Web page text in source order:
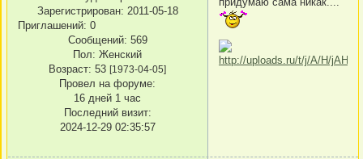
Зарегистрирован: 2011-05-18
Приглашений: 0
Сообщений: 569
Пол: Женский
Возраст: 53 [1973-04-05]
Провел на форуме:
16 дней 1 час
Последний визит:
2024-12-29 02:35:57